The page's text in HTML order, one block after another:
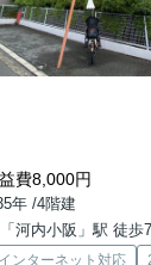
費8,000円
年 /4階建
河内小阪」駅 徒歩
インターネット対応